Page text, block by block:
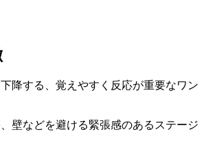
降する、覚えやすく反応が重要なワン
壁などを避ける緊張感のあるステージ